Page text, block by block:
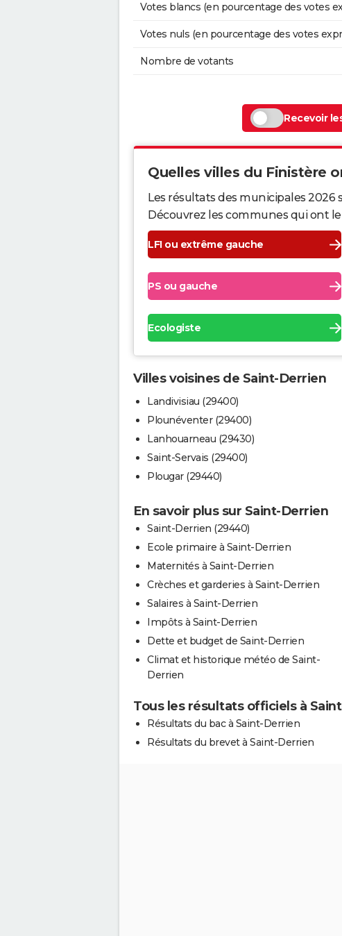
Votes blancs (en pourcentage des votes
Votes nuls (en pourcentage des votes
Nombre de votants
Recevoir
Quelles villes du Finistère
Les résultats des municipales
Découvrez les communes qui ont le
LFI ou extrême gauche
PS ou gauche
Ecologiste
Villes voisines de Saint-Derrien
Landivisiau (29400)
Plounéventer (29400)
Lanhouarneau (29430)
Saint-Servais (29400)
Plougar (29440)
En savoir plus sur Saint-Derrien
Saint-Derrien (29440)
Ecole primaire à Saint-Derrien
Maternités à Saint-Derrien
Crèches et garderies à Saint-Derrien
Salaires à Saint-Derrien
Impôts à Saint-Derrien
Dette et budget de Saint-Derrien
Climat et historique météo de Saint-
Derrien
Tous les résultats officiels à
Résultats du bac à Saint-Derrien
Résultats du brevet à Saint-Derrien